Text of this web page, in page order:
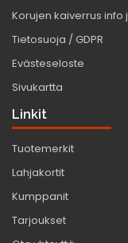
Korujen kaiverrus info
Tietosuoja / GDPR
Evästeseloste
Sivukartta
Linkit
Tuotemerkit
Lahjakortit
Kumppanit
Tarjoukset